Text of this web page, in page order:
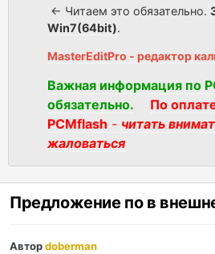
<- Читаем это обязательно.
Win7(64bit).
MasterEditPro - редактор
Важная информация по
обязательно.
По
PCMflash - читать
жаловаться
Предложение по в
Авторdoberman